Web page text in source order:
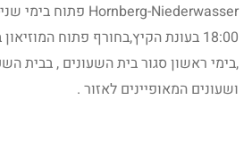
,בימי ראשון סגור בית השעונים , בבית
ושעונים המאופיינים לאזור .